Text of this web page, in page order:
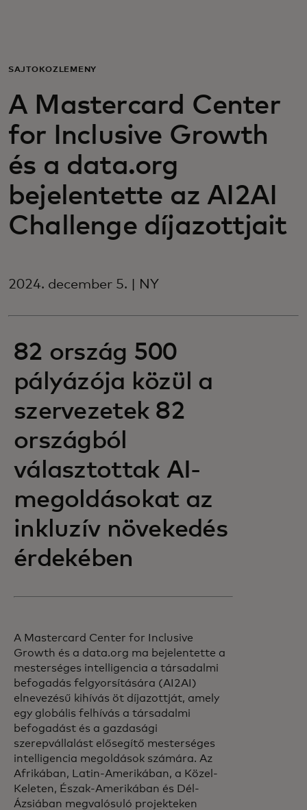
Vállalkozásoknak
A világért
Innovátoroknak
Hírek és trendek
SAJTÓKÖZLEMÉNY
A Mastercard Center
for Inclusive Growth
és a data.org
bejelentette az AI2AI
Challenge díjazottjait
2024. december 5. | NY
82 ország 500
pályázója közül a
szervezetek 82
országból
választottak AI-
megoldásokat az
inkluzív növekedés
érdekében
A Mastercard Center for Inclusive
Growth és a data.org ma bejelentette a
mesterséges intelligencia a társadalmi
befogadás felgyorsítására (AI2AI)
elnevezésű kihívás öt díjazottját, amely
egy globális felhívás a társadalmi
befogadást és a gazdasági
szerepvállalást elősegítő mesterséges
intelligencia megoldások számára. Az
Afrikában, Latin-Amerikában, a Közel-
Keleten, Észak-Amerikában és Dél-
Ázsiában megvalósuló projekteken